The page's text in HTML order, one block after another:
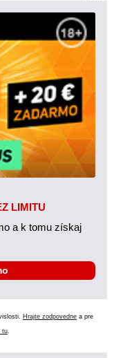
LIMITU
a k tomu získaj
Hrajte zodpovedne a pre
tu